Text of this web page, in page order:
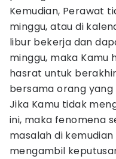
Kemudian, Perawat
minggu, atau di
libur bekerja dan
minggu, maka Kamu
hasrat untuk
bersama orang yang
Jika Kamu tidak
ini, maka fenomena
masalah di
mengambil